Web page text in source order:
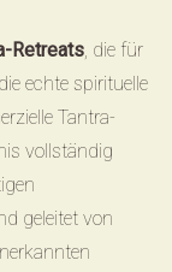
Retreats, die für
echte spirituelle
Tantra-
vollständig
geleitet von